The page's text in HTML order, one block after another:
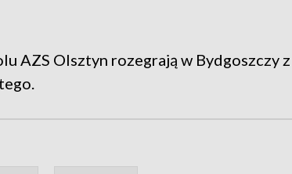
AZS Olsztyn rozegrają w Bydgoszczy z